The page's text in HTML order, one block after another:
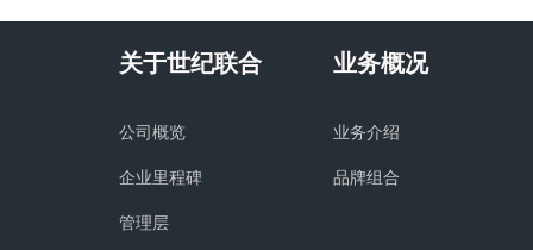
关于世纪联合
公司概览
企业里程碑
管理层
业务概况
业务介绍
品牌组合